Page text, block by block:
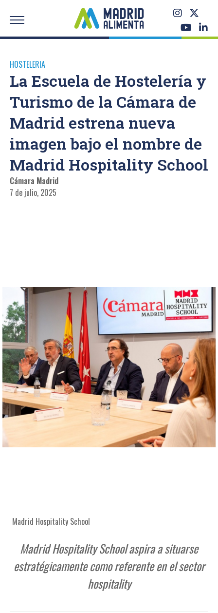
HOSTELERIA
La Escuela de Hostelería y
Turismo de la Cámara de
Madrid estrena nueva
imagen bajo el nombre de
Madrid Hospitality School
Cámara Madrid
7 de julio, 2025
Madrid Hospitality School
Madrid Hospitality School aspira a situarse
estratégicamente como referente en el sector
hospitality